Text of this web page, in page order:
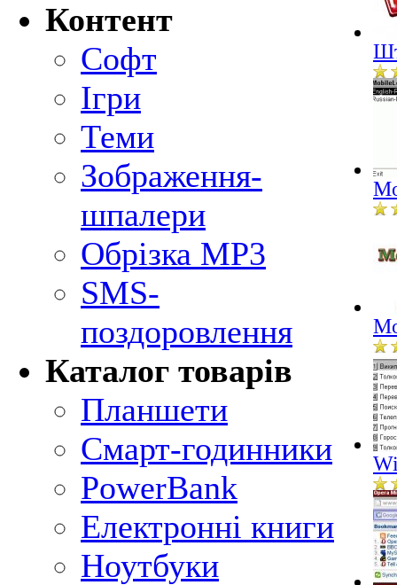
Контент
Софт
Ігри
Теми
Зображення-
шпалери
Обрізка MP3
SMS-
поздоровлення
Каталог товарів
Планшети
Смарт-годинники
PowerBank
Електронні книги
Ноутбуки